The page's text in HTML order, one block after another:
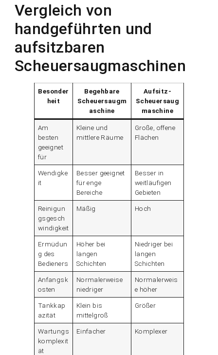
Vergleich von
handgeführten und
aufsitzbaren
Scheuersaugmaschinen
Besonder
heit
Begehbare
Scheuersaugm
aschine
Aufsitz-
Scheuersaug
maschine
Am
besten
geeignet
für
Kleine und
mittlere Räume
Große, offene
Flächen
Wendigke
it
Besser geeignet
für enge
Bereiche
Besser in
weitläufigen
Gebieten
Reinigun
gsgesch
windigkeit
Mäßig Hoch
Ermüdun
g des
Bedieners
Höher bei
langen
Schichten
Niedriger bei
langen
Schichten
Anfangsk
osten
Normalerweise
niedriger
Normalerweis
e höher
Tankkap
azität
Klein bis
mittelgroß
Größer
Wartungs
komplexit
ät
Einfacher Komplexer